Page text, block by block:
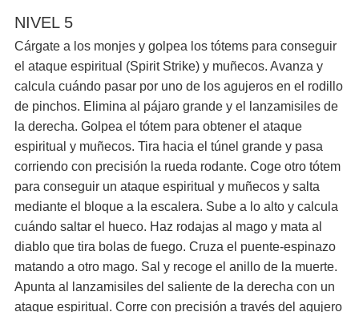
NIVEL 5
Cárgate a los monjes y golpea los tótems para conseguir
el ataque espiritual (Spirit Strike) y muñecos. Avanza y
calcula cuándo pasar por uno de los agujeros en el rodillo
de pinchos. Elimina al pájaro grande y el lanzamisiles de
la derecha. Golpea el tótem para obtener el ataque
espiritual y muñecos. Tira hacia el túnel grande y pasa
corriendo con precisión la rueda rodante. Coge otro tótem
para conseguir un ataque espiritual y muñecos y salta
mediante el bloque a la escalera. Sube a lo alto y calcula
cuándo saltar el hueco. Haz rodajas al mago y mata al
diablo que tira bolas de fuego. Cruza el puente-espinazo
matando a otro mago. Sal y recoge el anillo de la muerte.
Apunta al lanzamisiles del saliente de la derecha con un
ataque espiritual. Corre con precisión a través del agujero